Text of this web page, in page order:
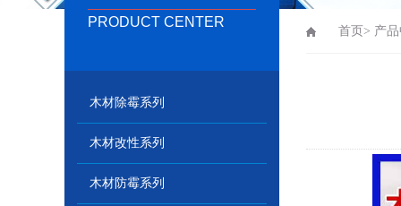
PRODUCT CENTER
木材除霉系列
木材改性系列
木材防霉系列
首页> 产